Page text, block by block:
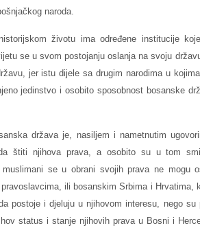
naroda.
životu ima određene institucije
se u svom postojanju oslanja na svoju
jer istu dijele sa drugim narodima u
jedinstvo i osobito sposobnost bosanske
država je, nasiljem i nametnutim
štiti njihova prava, a osobito su u tom
muslimani se u obrani svojih prava ne mogu
ili bosanskim Srbima i Hrvatima,
postoje i djeluju u njihovom interesu, nego su
status i stanje njihovih prava u Bosni i